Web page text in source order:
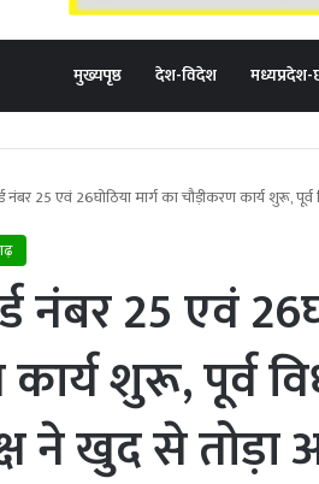
मुख्यपृष्ठ देश-विदेश
नंबर 25 एवं 26घोठिया मार्ग का चौड़ीकरण कार्य शुरू,
नंबर 25 एवं
शुरू, पूर्व
ने खुद से तोड़ा